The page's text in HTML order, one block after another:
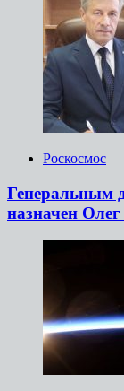
Роскосмос
Генеральным
назначен